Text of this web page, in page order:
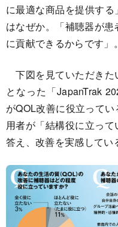
に最適な商品を提供す
はなぜか。「補聴器が
に貢献できるからです」。
下図を見ていただきた
となった「JapanTrak
がQOL改善に役立って
用者が「結構役に立っ
答え、改善を実感してい